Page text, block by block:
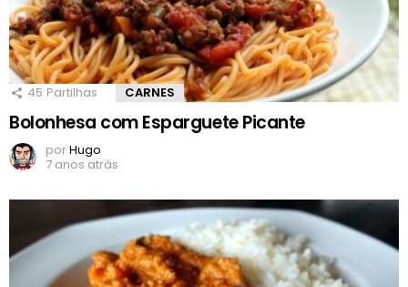
45 Partilhas CARNES
Bolonhesa com Esparguete Picante
porHugo
7 anos atrás